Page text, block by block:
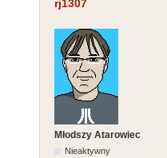
rj1307
Młodszy Atarowiec
Nieaktywny